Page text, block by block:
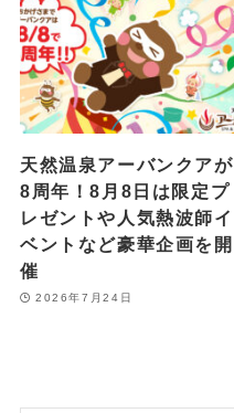
天然温泉アーバンクアが
8周年！8月8日は限定プ
レゼントや人気熱波師イ
ベントなど豪華企画を開
催
2026年7月24日